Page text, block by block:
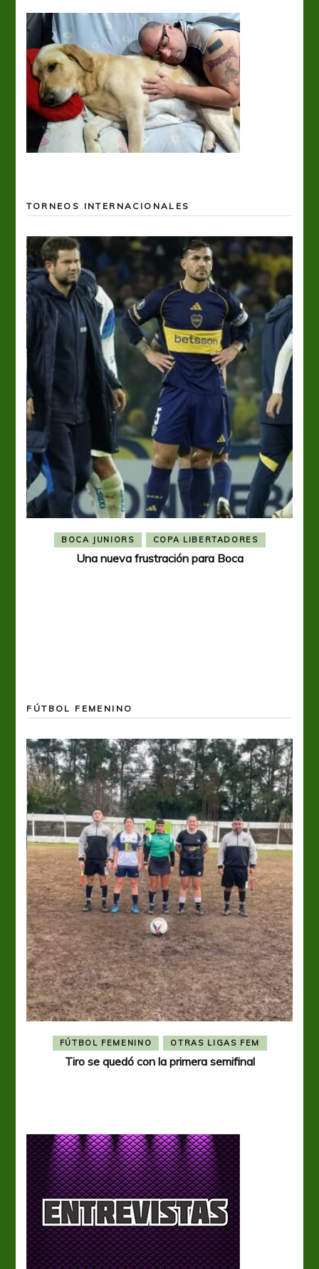
TORNEOS INTERNACIONALES
BOCA JUNIORS COPA LIBERTADORES
Una nueva frustración para Boca
FÚTBOL FEMENINO
FÚTBOL FEMENINO OTRAS LIGAS FEM
Tiro se quedó con la primera semifinal